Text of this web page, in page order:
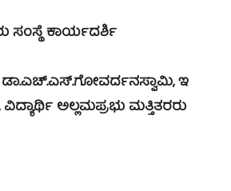
ಸಂಸ್ಥೆ ಕಾರ್ಯದರ್ಶಿ
ಡಾ.ಎಚ್.ಎಸ್.ಗೋವರ್ದನಸ್ವಾಮಿ, ಇ
ಅಲ್ಲಮಪ್ರಭು ಮತ್ತಿತರರು